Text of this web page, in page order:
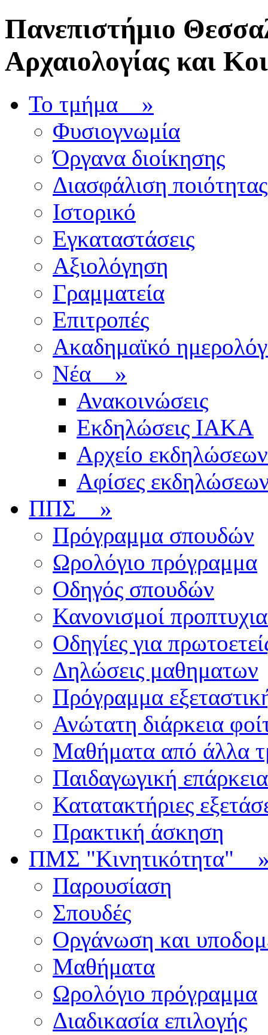
Πανεπιστήμιο
Αρχαιολογίας και
Το τμήμα »
Φυσιογνωμία
Όργανα διοίκησης
Διασφάλιση ποιότητας
Ιστορικό
Εγκαταστάσεις
Αξιολόγηση
Γραμματεία
Επιτροπές
Ακαδημαϊκό
Νέα »
Ανακοινώσεις
Εκδηλώσεις ΙΑΚΑ
Αρχείο εκδηλώσεων
Αφίσες
ΠΠΣ »
Πρόγραμμα σπουδών
Ωρολόγιο πρόγραμμα
Οδηγός σπουδών
Κανονισμοί
Οδηγίες για
Δηλώσεις μαθηματων
Πρόγραμμα
Ανώτατη διάρκεια
Μαθήματα από άλλα
Παιδαγωγική επάρκεια
Κατατακτήριες
Πρακτική άσκηση
ΠΜΣ "Κινητικότητα"
Παρουσίαση
Σπουδές
Οργάνωση και
Μαθήματα
Ωρολόγιο πρόγραμμα
Διαδικασία επιλογής